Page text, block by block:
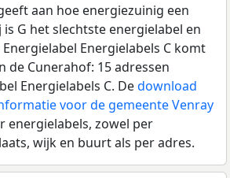
aan hoe energiezuinig een
G het slechtste energielabel en
Energielabel Energielabels C komt
de Cunerahof: 15 adressen
Energielabels C. Dedownload
voor de gemeente Venray
energielabels, zowel per
wijk en buurt als per adres.